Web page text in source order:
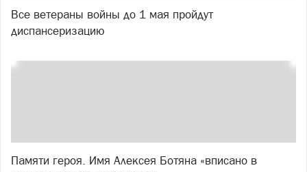
Все ветераны войны до 1 мая пройдут
диспансеризацию
Памяти героя. Имя Алексея Ботяна «вписано в